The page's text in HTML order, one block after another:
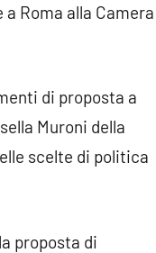
Roma alla Camera
di proposta a
Muroni della
scelte di politica
proposta di